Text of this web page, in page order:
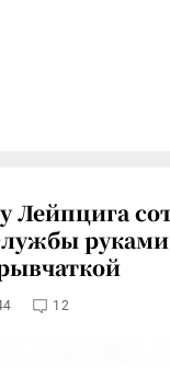
Лейпцига
12